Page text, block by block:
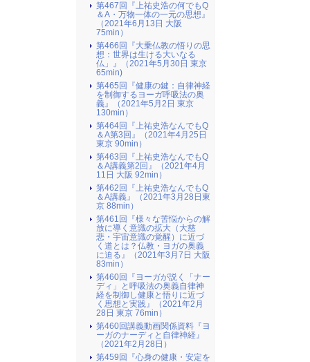
第467回『上祐史浩の何でもQ
＆A・万物一体の一元の思想』
（2021年6月13日 大阪
75min）
第466回『大乗仏教の悟りの思
想：世界は生ける大いなる
仏」』（2021年5月30日 東京
65min)
第465回『健康の鍵：自律神経
を制御するヨーガ呼吸法の奥
義』（2021年5月2日 東京
130min）
第464回『上祐史浩なんでもQ
＆A第3回』（2021年4月25日
東京 90min）
第463回『上祐史浩なんでもQ
＆A講義第2回』（2021年4月
11日 大阪 92min）
第462回『上祐史浩なんでもQ
＆A講義』（2021年3月28日東
京 88min）
第461回『様々な苦悩からの解
放に導く意識の拡大（大慈
悲・宇宙意識の覚醒）に近づ
く道とは？仏教・ヨガの奥義
に迫る』（2021年3月7日 大阪
83min）
第460回『ヨーガが説く「ナー
ディ」と呼吸法の奥義自律神
経を制御し健康と悟りに近づ
く思想と実践』（2021年2月
28日 東京 76min）
第460回講義動画関係資料『ヨ
ーガのナーディと自律神経』
（2021年2月28日）
第459回『心身の健康・安定を